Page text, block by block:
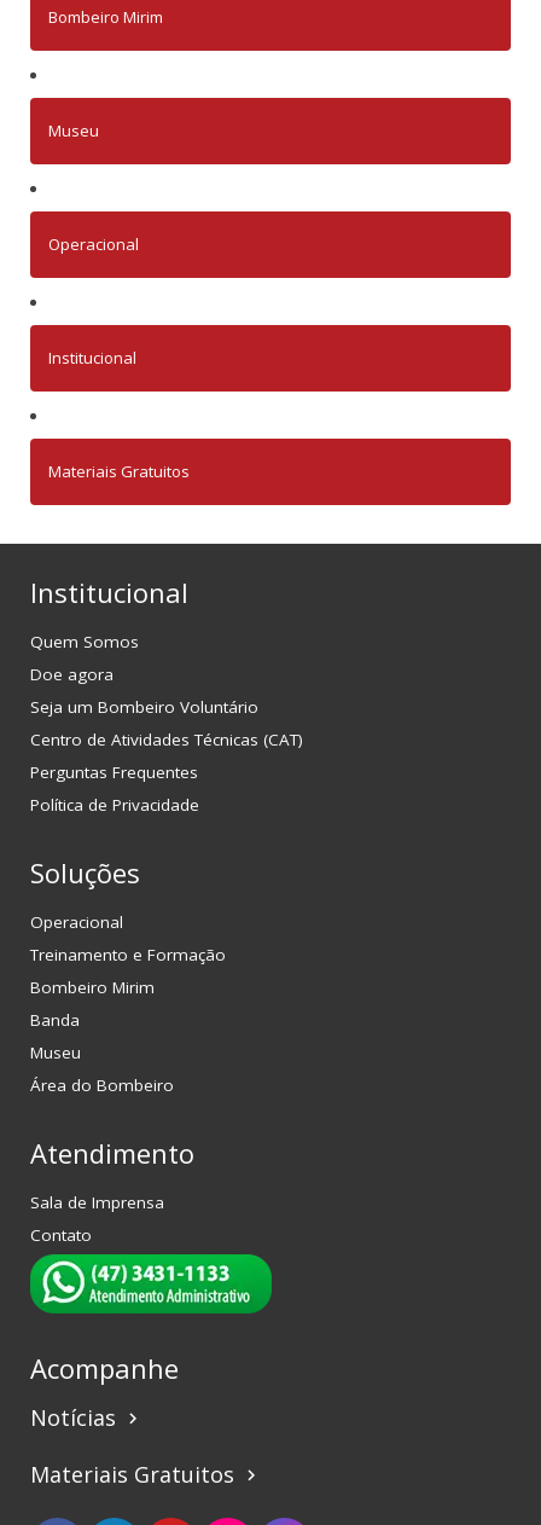
Bombeiro Mirim
Museu
Operacional
Institucional
Materiais Gratuitos
Institucional
Quem Somos
Doe agora
Seja um Bombeiro Voluntário
Centro de Atividades Técnicas (CAT)
Perguntas Frequentes
Política de Privacidade
Soluções
Operacional
Treinamento e Formação
Bombeiro Mirim
Banda
Museu
Área do Bombeiro
Atendimento
Sala de Imprensa
Contato
Acompanhe
Notícias keyboard_arrow_right
Materiais Gratuitos keyboard_arrow_right